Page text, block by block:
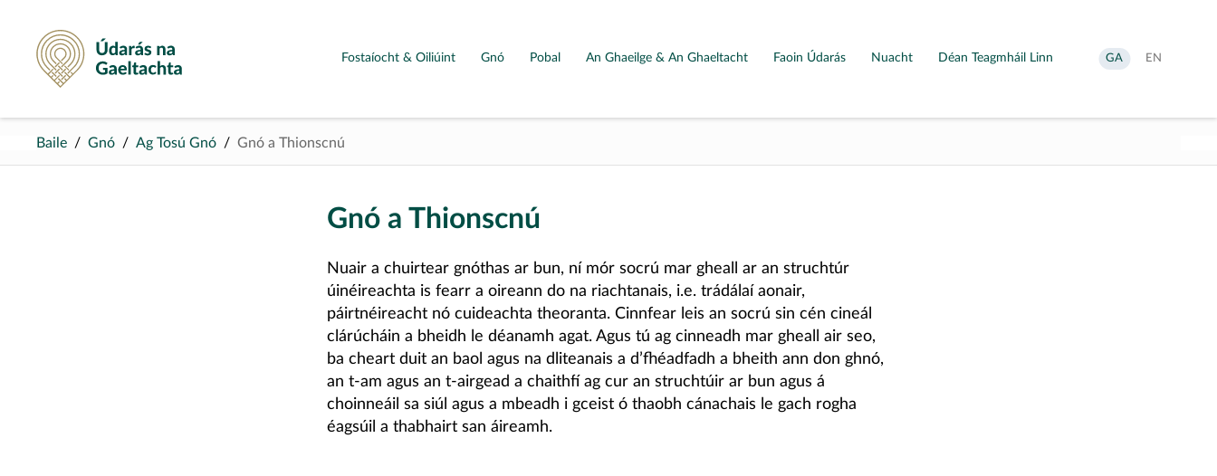
Údarás na Gaeltachta
Fostaíocht & Oiliúint Gnó Pobal An Ghaeilge & An Ghaeltacht Faoin Údarás Nuacht Déan Teagmháil Linn
Aistrigh
go
GA
Change
EN
Baile Gnó Ag Tosú Gnó Gnó a Thionscnú
Gnó a Thionscnú
Nuair a chuirtear gnóthas ar bun, ní mór socrú mar gheall ar an struchtúr
úinéireachta is fearr a oireann do na riachtanais, i.e. trádálaí aonair,
páirtnéireacht nó cuideachta theoranta. Cinnfear leis an socrú sin cén cineál
clárúcháin a bheidh le déanamh agat. Agus tú ag cinneadh mar gheall air seo,
ba cheart duit an baol agus na dliteanais a d’fhéadfadh a bheith ann don ghnó,
an t-am agus an t-airgead a chaithfí ag cur an struchtúir ar bun agus á
choinneáil sa siúl agus a mbeadh i gceist ó thaobh cánachais le gach rogha
éagsúil a thabhairt san áireamh.